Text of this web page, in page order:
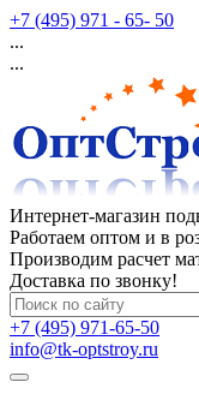
+7 (495) 971 - 65- 50
...
...
Интернет-магазин
Работаем оптом и в
Производим расчет
Доставка по звонку!
+7 (495) 971-65-50
info@tk-optstroy.ru